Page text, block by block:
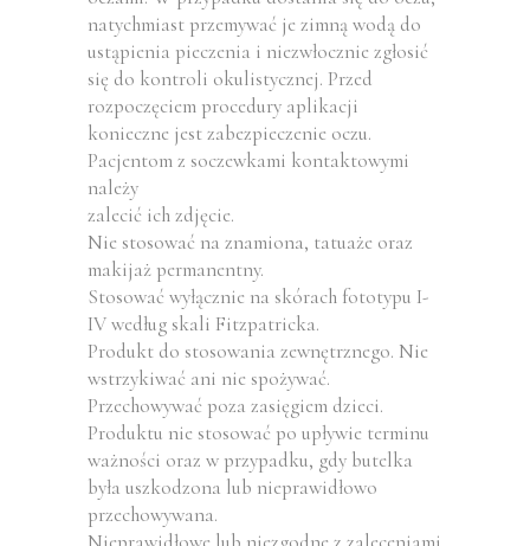
natychmiast przemywać je zimną wodą do
ustąpienia pieczenia i niezwłocznie zgłosić
się do kontroli okulistycznej. Przed
rozpoczęciem procedury aplikacji
konieczne jest zabezpieczenie oczu.
Pacjentom z soczewkami kontaktowymi
należy
zalecić ich zdjęcie.
Nie stosować na znamiona, tatuaże oraz
makijaż permanentny.
Stosować wyłącznie na skórach fototypu I-
IV według skali Fitzpatricka.
Produkt do stosowania zewnętrznego. Nie
wstrzykiwać ani nie spożywać.
Przechowywać poza zasięgiem dzieci.
Produktu nie stosować po upływie terminu
ważności oraz w przypadku, gdy butelka
była uszkodzona lub nieprawidłowo
przechowywana.